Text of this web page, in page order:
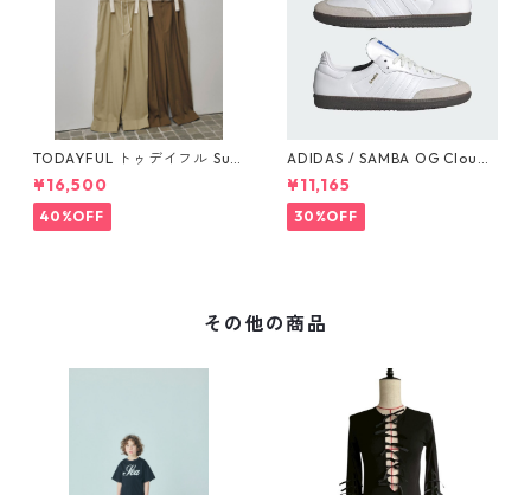
TODAYFUL トゥデイフル Sus
penders Highwaist Pants 12
510703
¥16,500
40%OFF
ADIDAS / SAMBA OG Cloud
White / Cloud White / Gum
(IE3439)
¥11,165
30%OFF
その他の商品